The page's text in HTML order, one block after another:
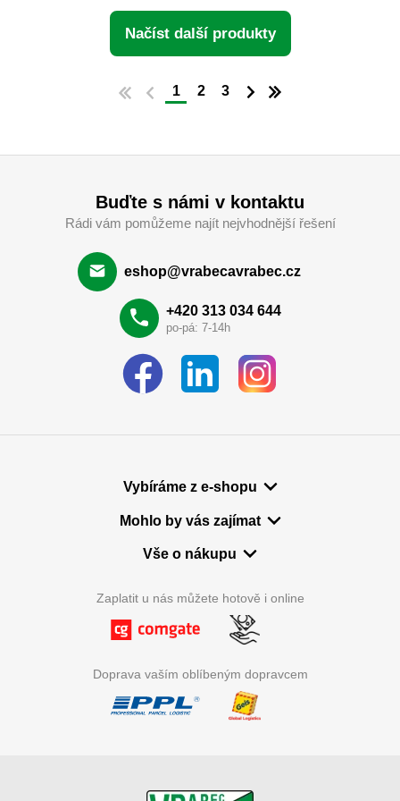
Načíst další produkty
1 2 3
Buďte s námi v kontaktu
Rádi vám pomůžeme najít nejvhodnější řešení
eshop@vrabecavrabec.cz
+420 313 034 644
po-pá: 7-14h
Vybíráme z e-shopu
Mohlo by vás zajímat
Vše o nákupu
Zaplatit u nás můžete hotově i online
Doprava vaším oblíbeným dopravcem